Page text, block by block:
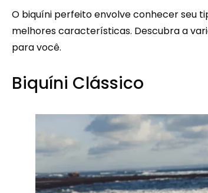
O biquíni perfeito envolve conhecer seu
melhores características. Descubra a
para você.
Biquíni Clássico